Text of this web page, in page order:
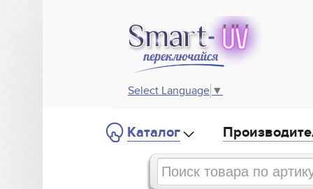
Select Language ▼
Каталог